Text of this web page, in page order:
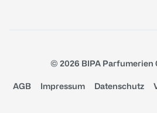
© 2026 BIPA Parfumerien
AGB Impressum Datenschutz